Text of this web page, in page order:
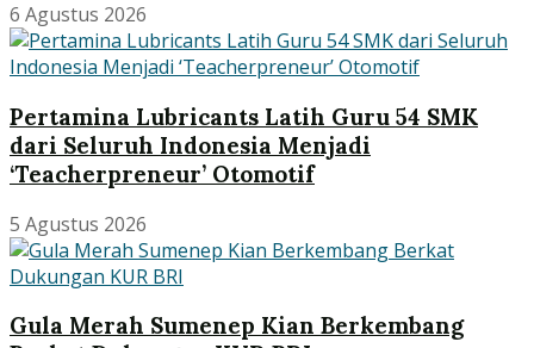
6 Agustus 2026
Pertamina Lubricants Latih Guru 54 SMK
dari Seluruh Indonesia Menjadi
‘Teacherpreneur’ Otomotif
5 Agustus 2026
Gula Merah Sumenep Kian Berkembang